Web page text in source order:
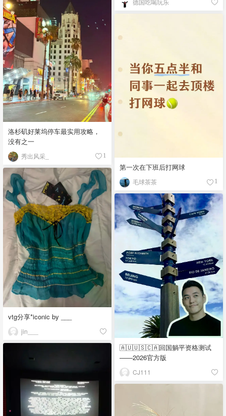
洛杉矶好莱坞停车最实用攻略，
没有之一
秀出风采_ 1
第一次在下班后打网球
毛球茶茶 1
vtg分享*iconic by ___
jin___
🇦🇺🇺🇸🇨🇦回国躺平资格测试
——2026官方版
CJ111